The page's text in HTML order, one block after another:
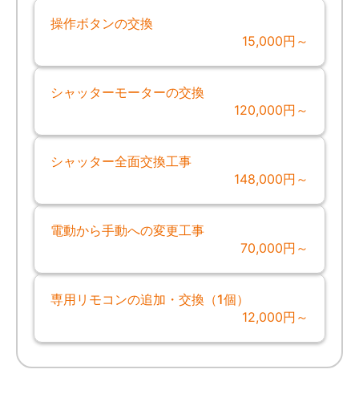
操作ボタンの交換
15,000円～
シャッターモーターの交換
120,000円～
シャッター全面交換工事
148,000円～
電動から手動への変更工事
70,000円～
専用リモコンの追加・交換（1個）
12,000円～